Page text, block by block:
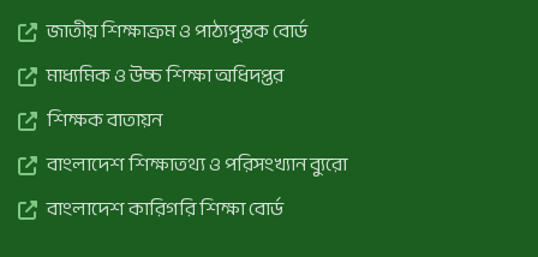
জাতীয় শিক্ষাক্রম ও পাঠ্যপুস্তক বোর্ড
মাধ্যমিক ও উচ্চ শিক্ষা অধিদপ্তর
শিক্ষক বাতায়ন
বাংলাদেশ শিক্ষাতথ্য ও পরিসংখ্যান ব্যুরো
বাংলাদেশ কারিগরি শিক্ষা বোর্ড